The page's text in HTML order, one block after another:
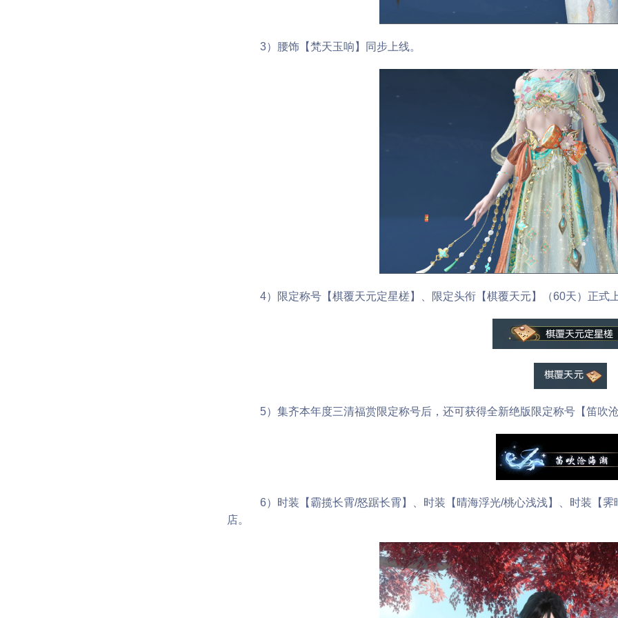
3）腰饰【梵天玉响】同步上线。
4）限定称号【棋覆天元定星槎】、限定头衔【棋覆天元】（60天）正式
5）集齐本年度三清福赏限定称号后，还可获得全新绝版限定称号【笛吹
6）时装【霸揽长霄/怒踞长霄】、时装【晴海浮光/桃心浅浅】、时装【霁
店。